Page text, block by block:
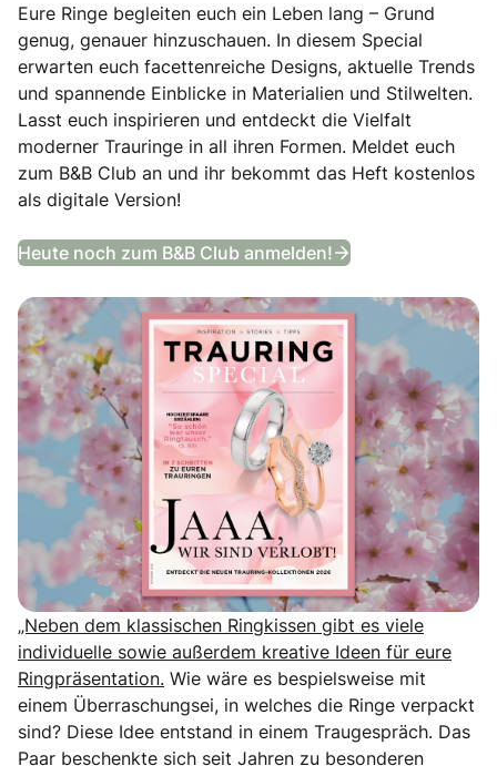
Eure Ringe begleiten euch ein Leben lang – Grund
genug, genauer hinzuschauen. In diesem Special
erwarten euch facettenreiche Designs, aktuelle Trends
und spannende Einblicke in Materialien und Stilwelten.
Lasst euch inspirieren und entdeckt die Vielfalt
moderner Trauringe in all ihren Formen. Meldet euch
zum B&B Club an und ihr bekommt das Heft kostenlos
als digitale Version!
Heute noch zum B&B Club anmelden! Trauring Special
„Neben dem klassischen Ringkissen gibt es viele
individuelle sowie außerdem kreative Ideen für eure
Ringpräsentation. Wie wäre es bespielsweise mit
einem Überraschungsei, in welches die Ringe verpackt
sind? Diese Idee entstand in einem Traugespräch. Das
Paar beschenkte sich seit Jahren zu besonderen